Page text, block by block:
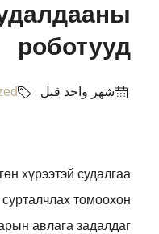
роботууд
‏شهر واحد قبل
хүрээтэй судалгаа
томоохон
авлага задалдаг